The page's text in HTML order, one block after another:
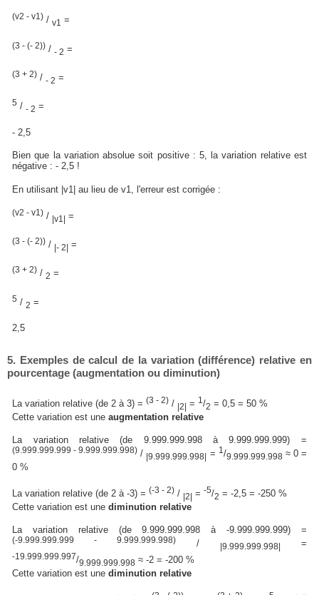
(v2 - v1) /v1 =
(3 - (- 2)) / - 2 =
(3 + 2) / - 2 =
5 / - 2 =
- 2,5
Bien que la variation absolue soit positive : 5, la variation relative est
négative : - 2,5 !
En utilisant |v1| au lieu de v1, l'erreur est corrigée :
(v2 - v1) / |v1| =
(3 - (- 2)) / |- 2| =
(3 + 2) /2 =
5 /2 =
2,5
5. Exemples de calcul de la variation (différence) relative en
pourcentage (augmentation ou diminution)
La variation relative (de 2 à 3) =(3 - 2) / |2| = 1/2 = 0,5 = 50 %
Cette variation est uneaugmentation relative
La variation relative (de 9.999.999.998 à 9.999.999.999) =
(9.999.999.999 - 9.999.999.998) / |9.999.999.998| = 1/9.999.999.998 ≈ 0 =
0 %
La variation relative (de 2 à -3) =(-3 - 2) / |2| =-5/2 = -2,5 = -250 %
Cette variation est unediminution relative
La variation relative (de 9.999.999.998 à -9.999.999.999) =
(-9.999.999.999 - 9.999.999.998) / |9.999.999.998| =
-19.999.999.997/9.999.999.998 ≈ -2 = -200 %
Cette variation est unediminution relative